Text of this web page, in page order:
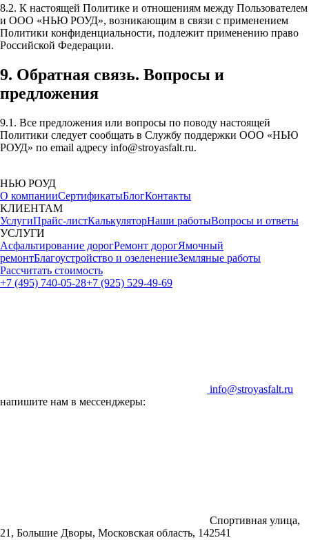
8.2. К настоящей Политике и отношениям между Пользователем
и ООО «НЬЮ РОУД», возникающим в связи с применением
Политики конфиденциальности, подлежит применению право
Российской Федерации.
9. Обратная связь. Вопросы и
предложения
9.1. Все предложения или вопросы по поводу настоящей
Политики следует сообщать в Службу поддержки ООО «НЬЮ
РОУД» по email адресу info@stroyasfalt.ru.
НЬЮ РОУД
О компанииСертификатыБлогКонтакты
КЛИЕНТАМ
УслугиПрайс-листКалькуляторНаши работыВопросы и ответы
УСЛУГИ
Асфальтирование дорогРемонт дорогЯмочный
ремонтБлагоустройство и озеленениеЗемляные работы
Рассчитать стоимость
+7 (495) 740-05-28+7 (925) 529-49-69
info@stroyasfalt.ru
напишите нам в мессенджеры:
Спортивная улица,
21, Большие Дворы, Московская область, 142541